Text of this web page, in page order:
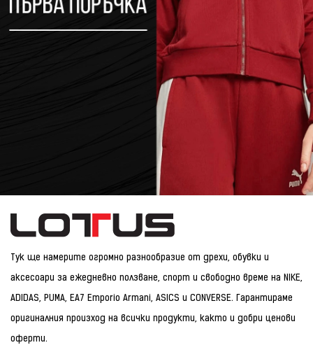
Тук ще намерите огромно разнообразие от дрехи, обувки и
аксесоари за ежедневно ползване, спорт и свободно време на NIKE,
ADIDAS, PUMA, EA7 Emporio Armani, ASICS и CONVERSE. Гарантираме
оригиналния произход на всички продукти, както и добри ценови
оферти.